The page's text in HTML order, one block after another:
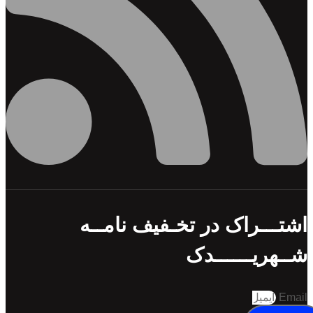
در تخـفیف نامــه